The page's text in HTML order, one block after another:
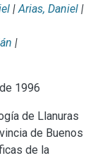
| Arias, Daniel |
|
1996
de Llanuras
de Buenos
de la